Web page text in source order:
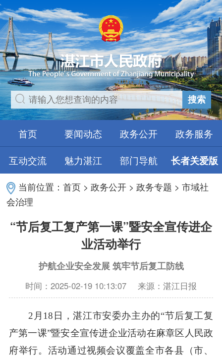
搜索
首页 要闻动态 政务公开
政务服务
互动交流
魅力湛江 部门导航 长者关爱版
当前位置：首页 >政务公开 >政务专题 >市域社
会治理
“节后复工复产第一课”暨安全宣传进企
业活动举行
护航企业安全发展 筑牢节后复工防线
时间：2025-02-19 10:13:07 来源：湛江日报
2月18日，湛江市安委办主办的“节后复工复
产第一课”暨安全宣传进企业活动在麻章区人民政
府举行。活动通过视频会议覆盖全市各县（市、